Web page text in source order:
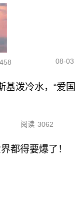
08-03
基泼冷水，“爱国
阅读 3062
都得要爆了！